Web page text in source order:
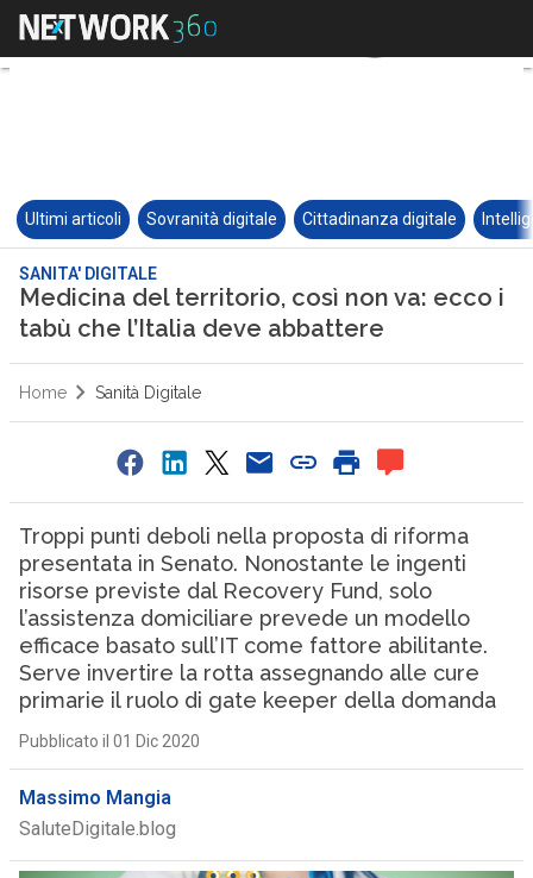
Ultimi articoli Sovranità digitale Cittadinanza digitale
SANITA' DIGITALE
Medicina del territorio, così non va: ecco i
tabù che l’Italia deve abbattere
Home Sanità Digitale
Troppi punti deboli nella proposta di riforma
presentata in Senato. Nonostante le ingenti
risorse previste dal Recovery Fund, solo
l’assistenza domiciliare prevede un modello
efficace basato sull’IT come fattore abilitante.
Serve invertire la rotta assegnando alle cure
primarie il ruolo di gate keeper della domanda
Pubblicato il 01 Dic 2020
Massimo Mangia
SaluteDigitale.blog